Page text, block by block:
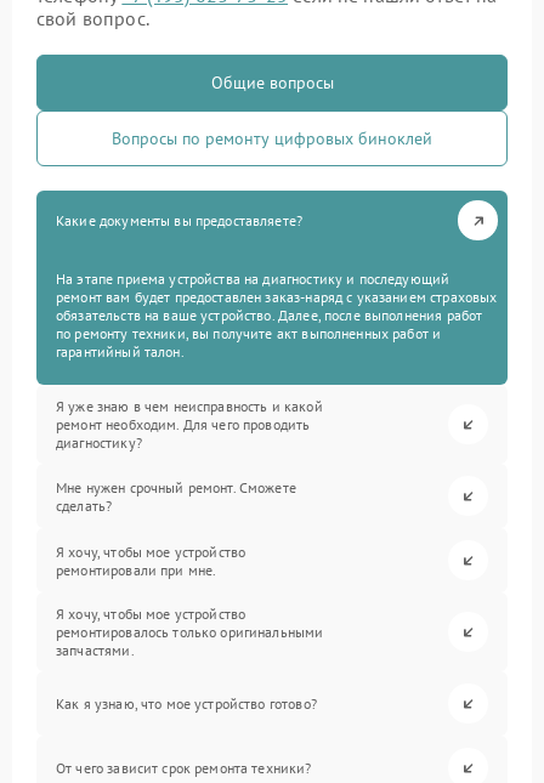
свой вопрос.
Общие вопросы
Вопросы по ремонту цифровых биноклей
Какие документы вы предоставляете?
На этапе приема устройства на диагностику и последующий
ремонт вам будет предоставлен заказ-наряд с указанием страховых
обязательств на ваше устройство. Далее, после выполнения работ
по ремонту техники, вы получите акт выполненных работ и
гарантийный талон.
Я уже знаю в чем неисправность и какой
ремонт необходим. Для чего проводить
диагностику?
Мне нужен срочный ремонт. Сможете
сделать?
Я хочу, чтобы мое устройство
ремонтировали при мне.
Я хочу, чтобы мое устройство
ремонтировалось только оригинальными
запчастями.
Как я узнаю, что мое устройство готово?
От чего зависит срок ремонта техники?